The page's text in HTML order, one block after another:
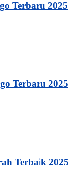
Terbaru 2025
Terbaru 2025
Terbaik 2025